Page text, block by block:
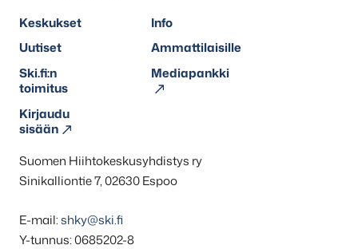
Keskukset
Info
Uutiset
Ammattilaisille
Ski.fi:n
toimitus
Mediapankki
Kirjaudu
sisään
Suomen Hiihtokeskusyhdistys ry
Sinikalliontie 7, 02630 Espoo
E-mail:shky@ski.fi
Y-tunnus: 0685202-8